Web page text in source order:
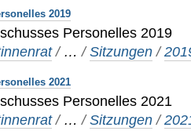
2019
Personelles 2019
/ …/Sitzungen /
2021
Personelles 2021
/ …/Sitzungen /